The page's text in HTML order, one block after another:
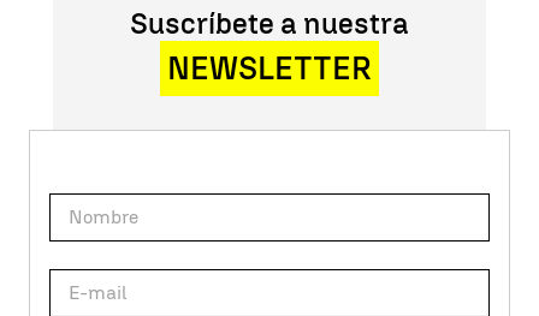
Suscríbete a nuestra
NEWSLETTER